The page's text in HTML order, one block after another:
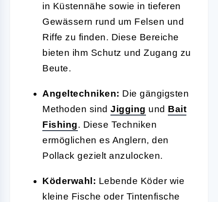
in Küstennähe sowie in tieferen
Gewässern rund um Felsen und
Riffe zu finden. Diese Bereiche
bieten ihm Schutz und Zugang zu
Beute.
Angeltechniken: Die gängigsten
Methoden sind Jigging und Bait
Fishing. Diese Techniken
ermöglichen es Anglern, den
Pollack gezielt anzulocken.
Köderwahl: Lebende Köder wie
kleine Fische oder Tintenfische